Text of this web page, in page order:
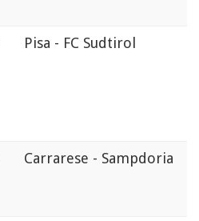
Pisa - FC Sudtirol
Carrarese - Sampdoria